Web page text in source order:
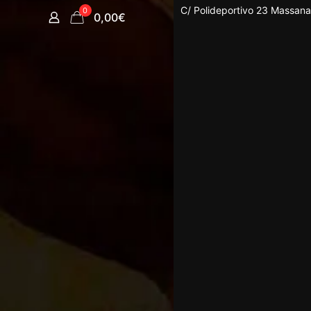
0 0,00€
C/ Polideportivo 23